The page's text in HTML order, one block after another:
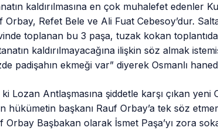
kaldırılmasına en çok muhalefet edenler
Orbay, Refet Bele ve Ali Fuat Cebesoy’dur.
toplanan bu 3 paşa, tuzak kokan
kaldırılmayacağına ilişkin söz almak
padişahın ekmeği var” diyerek Osmanlı
Lozan Antlaşmasına şiddetle karşı çıkan yeni
hükümetin başkanı Rauf Orbay’a tek söz
Orbay Başbakan olarak İsmet Paşa’yı zora